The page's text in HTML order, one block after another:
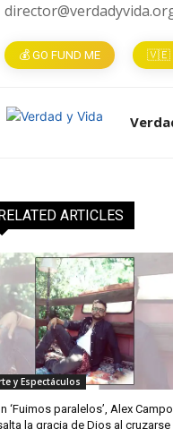
💰 GO FUND ME 🇻🇪
ARTICLES
y Espectáculos
‘Fuimos paralelos’, Alex
la gracia de Dios al cruzarse